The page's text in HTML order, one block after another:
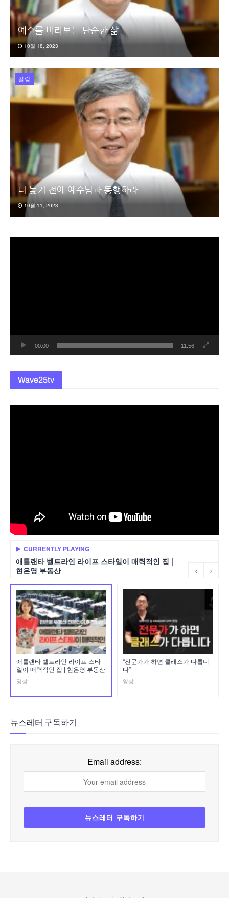
예수를 바라보는 단순한 삶
10월 18, 2023
칼럼
더 늦기 전에 예수님과 동행하라
10월 11, 2023
00:00 11:56
Wave25tv
CURRENTLY PLAYING
애틀랜타 벨트라인 라이프 스타일이 매력적인 집 |
현은영 부동산
애틀랜타 벨트라인 라이프 스타
일이 매력적인 집 | 현은영 부동산
영상
“전문가가 하면 클래스가 다릅니
다”
영상
뉴스레터 구독하기
Email address: